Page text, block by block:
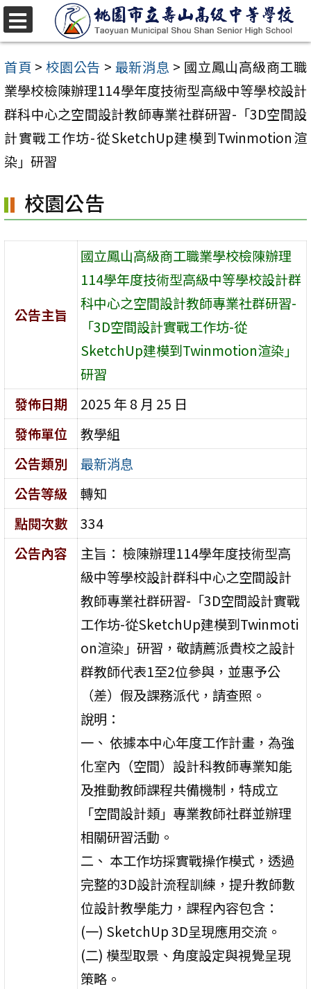
跳
至
主
要
內
容
區
首頁 > 校園公告 > 最新消息 > 國立鳳山高級商工職
業學校檢陳辦理114學年度技術型高級中等學校設計
群科中心之空間設計教師專業社群研習-「3D空間設
計實戰工作坊-從SketchUp建模到Twinmotion渲
染」研習
校園公告
公告主旨
國立鳳山高級商工職業學校檢陳辦理
114學年度技術型高級中等學校設計群
科中心之空間設計教師專業社群研習-
「3D空間設計實戰工作坊-從
SketchUp建模到Twinmotion渲染」
研習
發佈日期
2025 年 8 月 25 日
發佈單位
教學組
公告類別
最新消息
公告等級
轉知
點閱次數
334
公告內容
主旨： 檢陳辦理114學年度技術型高
級中等學校設計群科中心之空間設計
教師專業社群研習-「3D空間設計實戰
工作坊-從SketchUp建模到Twinmoti
on渲染」研習，敬請薦派貴校之設計
群教師代表1至2位參與，並惠予公
（差）假及課務派代，請查照。
說明：
一、 依據本中心年度工作計畫，為強
化室內（空間）設計科教師專業知能
及推動教師課程共備機制，特成立
「空間設計類」專業教師社群並辦理
相關研習活動。
二、 本工作坊採實戰操作模式，透過
完整的3D設計流程訓練，提升教師數
位設計教學能力，課程內容包含：
(一) SketchUp 3D呈現應用交流。
(二) 模型取景、角度設定與視覺呈現
策略。
選
單